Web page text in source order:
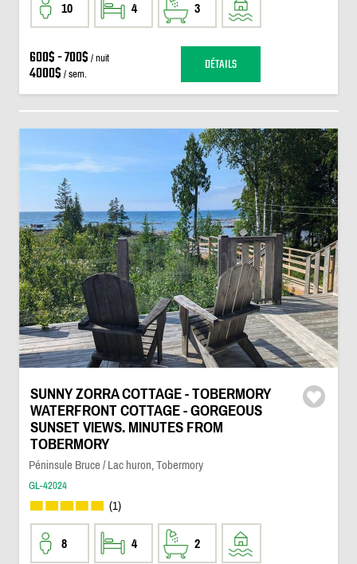
10 4 3
600$ - 700$ / nuit
4000$ / sem. DÉTAILS
SUNNY ZORRA COTTAGE - TOBERMORY
WATERFRONT COTTAGE - GORGEOUS
SUNSET VIEWS. MINUTES FROM
TOBERMORY
Péninsule Bruce / Lac huron, Tobermory
GL-42024
(1)
8 4 2